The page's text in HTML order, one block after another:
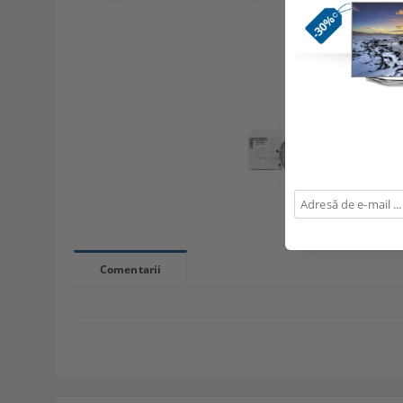
Comentarii